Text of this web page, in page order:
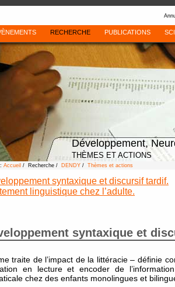
RECHERCHE PUBLICATIONS
Développement,
THÈMES ET ACTIONS
Accueil / Recherche / DENDY / Thèmes et actions
syntaxique et discursif tardif.
linguistique chez l’adulte.
syntaxique et
traite de l’impact de la littéracie – définie
en lecture et encoder de
chez des enfants monolingues et